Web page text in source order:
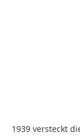
1939 versteckt